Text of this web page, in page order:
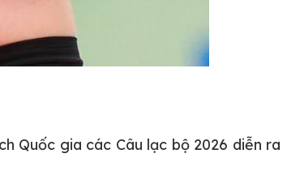
Quốc gia các Câu lạc bộ 2026 diễn ra